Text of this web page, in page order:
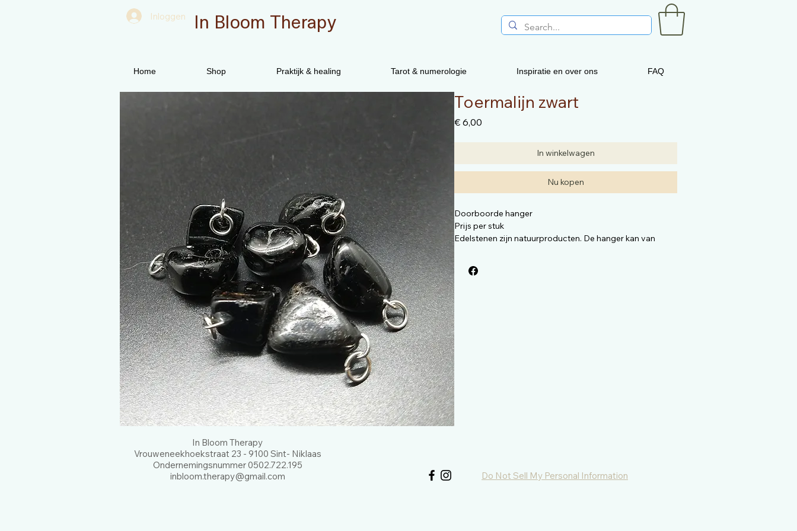
Inloggen In Bloom Therapy
Home Shop Praktijk & healing Tarot & numerologie Inspiratie en over ons FAQ
Toermalijn zwart
€ 6,00
In winkelwagen
Nu kopen
Doorboorde hanger
Prijs per stuk
Edelstenen zijn natuurproducten. De hanger kan van
In Bloom Therapy
Vrouweneekhoekstraat 23 - 9100 Sint- Niklaas
Ondernemingsnummer 0502.722.195
inbloom.therapy@gmail.com
Do Not Sell My Personal Information